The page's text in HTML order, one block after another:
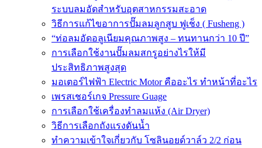
ระบบลมอัดสำหรับอุตสาหกรรมสะอาด
วิธีการแก้ไขอาการปั๊มลมลูกสูบ ฟูเช็ง ( Fusheng )
“ท่อลมอัดอลูเนียมคุณภาพสูง – ทนทานกว่า 10 ปี”
การเลือกใช้งานปั๊มลมสกรูอย่างไรให้มี
ประสิทธิภาพสูงสุด
มอเตอร์ไฟฟ้า Electric Motor คืออะไร ทำหน้าที่อะไร
เพรสเชอร์เกจ Pressure Guage
การเลือกใช้เครื่องทำลมแห้ง (Air Dryer)
วิธีการเลือกถังแรงดันน้ำ
ทำความเข้าใจเกี่ยวกับ โซลินอยด์วาล์ว 2/2 ก่อน